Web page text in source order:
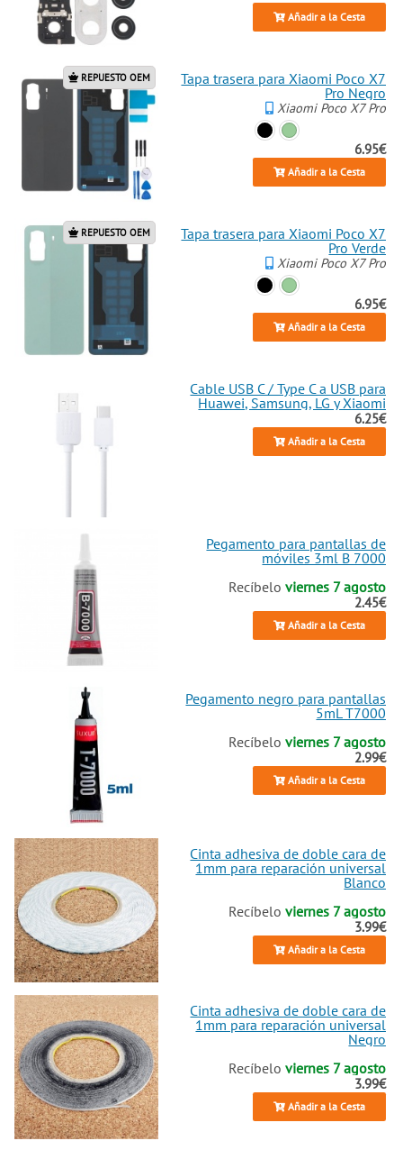
Añadir a la Cesta
REPUESTO OEM
Tapa trasera para Xiaomi Poco X7
Pro Negro
Xiaomi Poco X7 Pro
6.95€
Añadir a la Cesta
REPUESTO OEM
Tapa trasera para Xiaomi Poco X7
Pro Verde
Xiaomi Poco X7 Pro
6.95€
Añadir a la Cesta
Cable USB C / Type C a USB para
Huawei, Samsung, LG y Xiaomi
6.25€
Añadir a la Cesta
Pegamento para pantallas de
móviles 3ml B 7000
Recíbeloviernes 7 agosto
2.45€
Añadir a la Cesta
Pegamento negro para pantallas
5mL T7000
Recíbeloviernes 7 agosto
2.99€
Añadir a la Cesta
Cinta adhesiva de doble cara de
1mm para reparación universal
Blanco
Recíbeloviernes 7 agosto
3.99€
Añadir a la Cesta
Cinta adhesiva de doble cara de
1mm para reparación universal
Negro
Recíbeloviernes 7 agosto
3.99€
Añadir a la Cesta